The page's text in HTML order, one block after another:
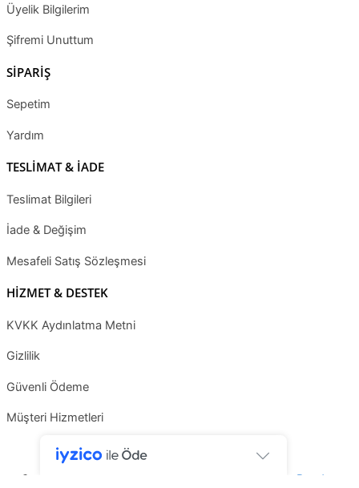
Üyelik Bilgilerim
Şifremi Unuttum
SİPARİŞ
Sepetim
Yardım
TESLİMAT & İADE
Teslimat Bilgileri
İade & Değişim
Mesafeli Satış Sözleşmesi
HİZMET & DESTEK
KVKK Aydınlatma Metni
Gizlilik
Güvenli Ödeme
Müşteri Hizmetleri
Copyright © 2025 Grosspot | Editting by Tasarım Benden